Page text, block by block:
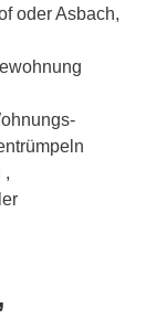
oder Asbach,
,